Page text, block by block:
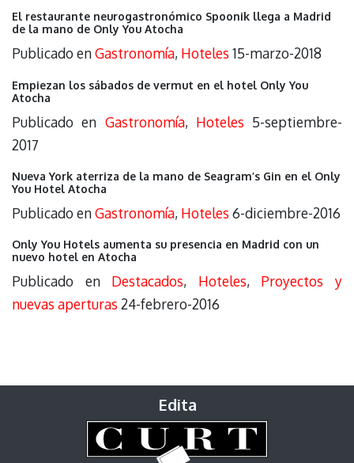
El restaurante neurogastronómico Spoonik llega a Madrid
de la mano de Only You Atocha
Publicado enGastronomía, Hoteles 15-marzo-2018
Empiezan los sábados de vermut en el hotel Only You
Atocha
Publicado en Gastronomía, Hoteles 5-septiembre-
2017
Nueva York aterriza de la mano de Seagram’s Gin en el Only
You Hotel Atocha
Publicado enGastronomía, Hoteles 6-diciembre-2016
Only You Hotels aumenta su presencia en Madrid con un
nuevo hotel en Atocha
Publicado en Destacados, Hoteles, Proyectos y
nuevas aperturas 24-febrero-2016
Edita